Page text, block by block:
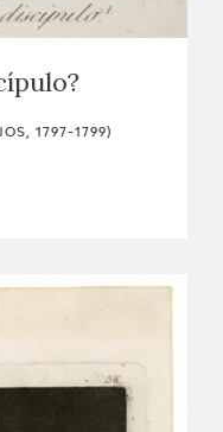
1797-1799)